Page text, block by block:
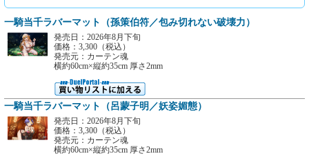
一騎当千ラバーマット（孫策伯符／包み切れない破壊力）
発売日：2026年8月下旬
価格：3,300（税込）
発売元：カーテン魂
横約60cm×縦約35cm 厚さ2mm
一騎当千ラバーマット（呂蒙子明／妖姿媚態）
発売日：2026年8月下旬
価格：3,300（税込）
発売元：カーテン魂
横約60cm×縦約35cm 厚さ2mm